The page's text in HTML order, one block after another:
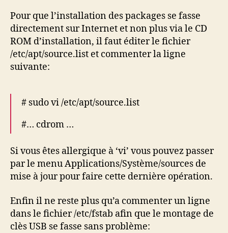
Pour que l’installation des packages se fasse
directement sur Internet et non plus via le CD
ROM d’installation, il faut éditer le fichier
/etc/apt/source.list et commenter la ligne
suivante:
# sudo vi /etc/apt/source.list
#… cdrom …
Si vous êtes allergique à ‘vi’ vous pouvez passer
par le menu Applications/Système/sources de
mise à jour pour faire cette dernière opération.
Enfin il ne reste plus qu’a commenter un ligne
dans le fichier /etc/fstab afin que le montage de
clès USB se fasse sans problème: